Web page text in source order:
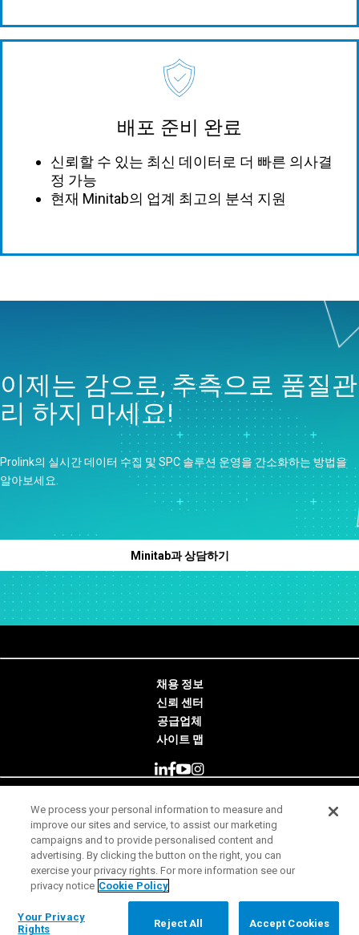
배포 준비 완료
신뢰할 수 있는 최신 데이터로 더 빠른 의사결
정 가능
현재 Minitab의 업계 최고의 분석 지원
이제는 감으로, 추측으로 품질관
리 하지 마세요!
Prolink의 실시간 데이터 수집 및 SPC 솔루션 운영을 간소화하는 방법을
알아보세요.
Minitab과 상담하기
채용 정보
신뢰 센터
공급업체
사이트 맵
© 2026 Minitab, LLC. All Rights Reserved.
사용 약관
개인 정보 보호 고지
법률
We process your personal information to measure and
improve our sites and service, to assist our marketing
campaigns and to provide personalised content and
advertising. By clicking the button on the right, you can
exercise your privacy rights. For more information see our
privacy notice Cookie Policy
Your Privacy
Rights
Reject All Accept Cookies